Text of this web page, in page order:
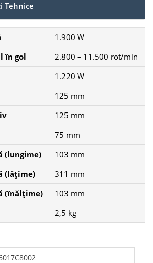
Tehnice
1.900 W
în gol
2.800 – 11.500 rot/min
1.220 W
125 mm
125 mm
75 mm
(lungime)
103 mm
(lăţime)
311 mm
(înălţime)
103 mm
2,5 kg